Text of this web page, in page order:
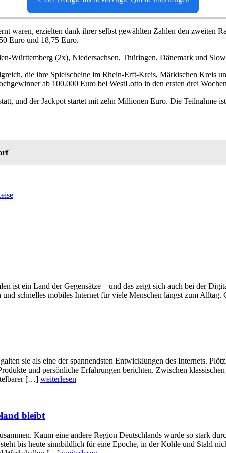
waren, erzielten dank ihrer selbst gewählten Zahlen den zweiten
Euro und 18,75 Euro.
Württemberg (2x), Niedersachsen, Thüringen, Dänemark und
die ihre Spielscheine im Rhein-Erft-Kreis, Märkischen Kreis
ab 100.000 Euro bei WestLotto in den ersten drei
und der Jackpot startet mit zehn Millionen Euro. Die Teilnahme
ist ein Land der Gegensätze – und das zeigt sich auch bei der
schnelles mobiles Internet für viele Menschen längst zum
sie als eine der spannendsten Entwicklungen des Internets.
und persönliche Erfahrungen berichten. Zwischen
[…] weiterlesen
bleibt
Kaum eine andere Region Deutschlands wurde so stark
bis heute sinnbildlich für eine Epoche, in der Kohle und Stahl